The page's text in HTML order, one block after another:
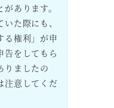
あります。
た際にも、
る権利」が申
告をしてもら
りましたの
注意してくだ